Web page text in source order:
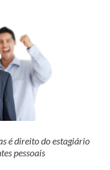
é direito do estagiário
pessoais